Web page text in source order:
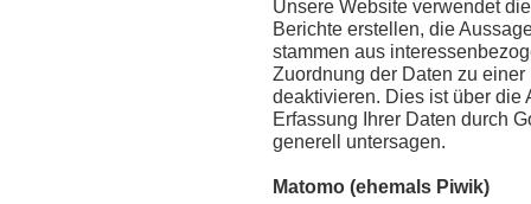
Unsere Website verwendet
Berichte erstellen, die
stammen aus
Zuordnung der Daten zu
deaktivieren. Dies ist über die
Erfassung Ihrer Daten durch
generell untersagen.
Matomo (ehemals Piwik)